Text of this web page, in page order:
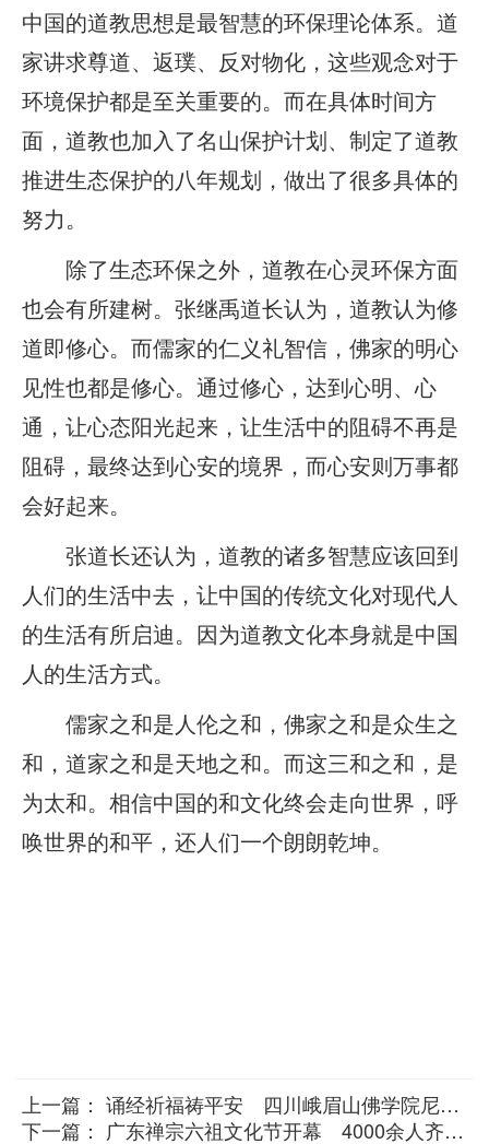
中国的道教思想是最智慧的环保理论体系。道
家讲求尊道、返璞、反对物化，这些观念对于
环境保护都是至关重要的。而在具体时间方
面，道教也加入了名山保护计划、制定了道教
推进生态保护的八年规划，做出了很多具体的
努力。
除了生态环保之外，道教在心灵环保方面
也会有所建树。张继禹道长认为，道教认为修
道即修心。而儒家的仁义礼智信，佛家的明心
见性也都是修心。通过修心，达到心明、心
通，让心态阳光起来，让生活中的阻碍不再是
阻碍，最终达到心安的境界，而心安则万事都
会好起来。
张道长还认为，道教的诸多智慧应该回到
人们的生活中去，让中国的传统文化对现代人
的生活有所启迪。因为道教文化本身就是中国
人的生活方式。
儒家之和是人伦之和，佛家之和是众生之
和，道家之和是天地之和。而这三和之和，是
为太和。相信中国的和文化终会走向世界，呼
唤世界的和平，还人们一个朗朗乾坤。
上一篇： 诵经祈福祷平安 四川峨眉山佛学院尼众班学僧朝拜万年寺
下一篇： 广东禅宗六祖文化节开幕 4000余人齐聚一堂